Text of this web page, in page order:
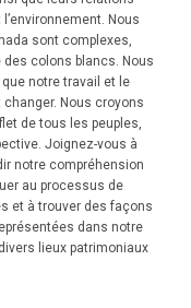
Nous
sont complexes,
colons blancs. Nous
notre travail et le
Nous croyons
de tous les peuples,
Joignez-vous à
notre compréhension
au processus de
et à trouver des façons
dans notre
lieux patrimoniaux